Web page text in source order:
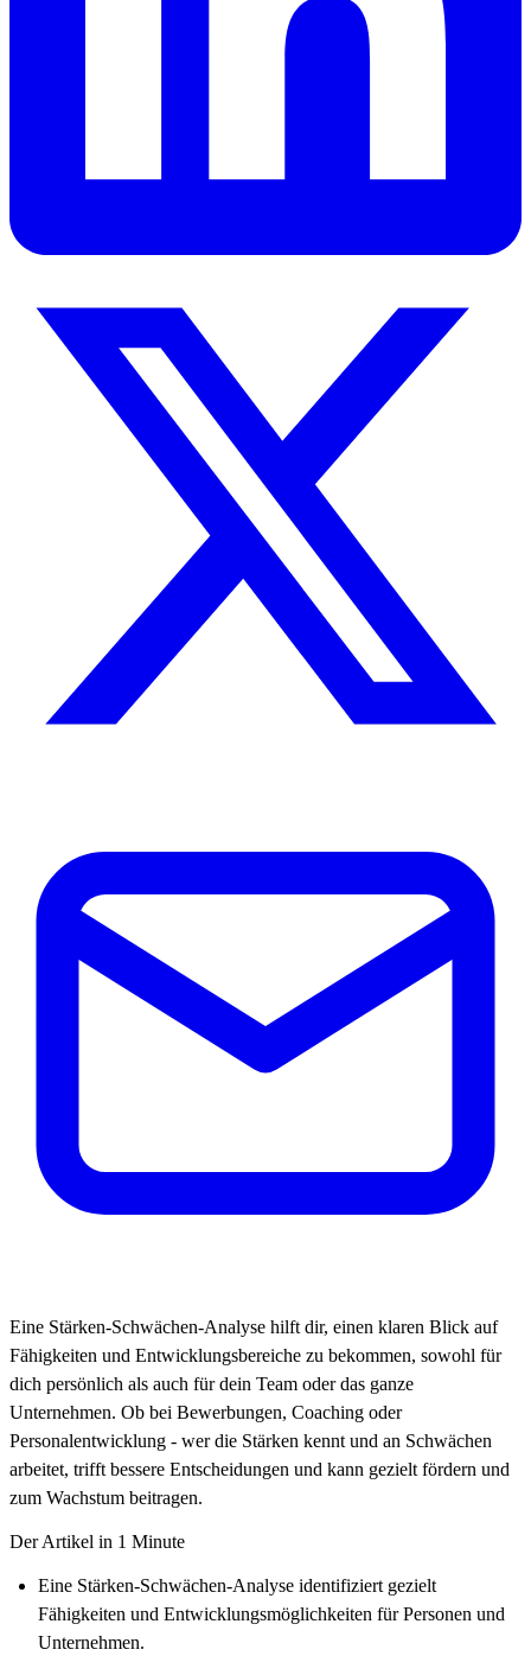
Eine Stärken-Schwächen-Analyse hilft dir, einen klaren Blick auf
Fähigkeiten und Entwicklungsbereiche zu bekommen, sowohl für
dich persönlich als auch für dein Team oder das ganze
Unternehmen. Ob bei Bewerbungen, Coaching oder
Personalentwicklung - wer die Stärken kennt und an Schwächen
arbeitet, trifft bessere Entscheidungen und kann gezielt fördern und
zum Wachstum beitragen.
Der Artikel in 1 Minute
Eine Stärken-Schwächen-Analyse identifiziert gezielt
Fähigkeiten und Entwicklungsmöglichkeiten für Personen und
Unternehmen.